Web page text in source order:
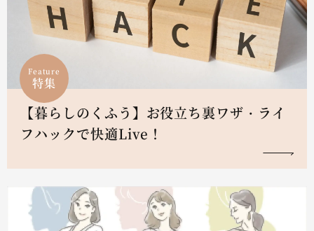
Feature
特集
【暮らしのくふう】お役立ち裏ワザ・ライ
フハックで快適Live！